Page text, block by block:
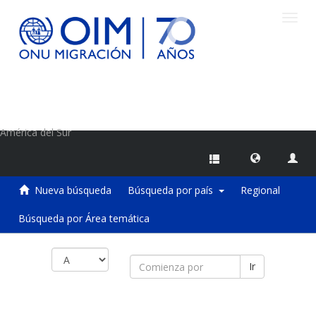
América del Sur
Nueva búsqueda Búsqueda por país Regional
Búsqueda por Área temática
Ir